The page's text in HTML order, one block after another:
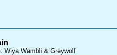
Wiya Wambli & Greywolf